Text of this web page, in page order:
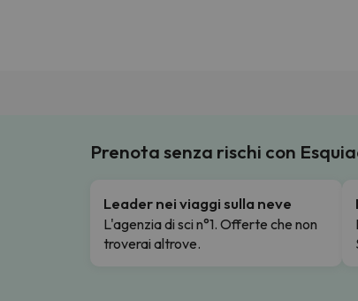
Prenota senza rischi con
Leader nei viaggi sulla neve
L'agenzia di sci n°1. Offerte che non
troverai altrove.